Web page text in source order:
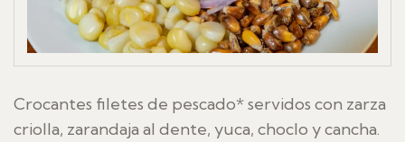
Crocantes filetes de pescado* servidos con zarza
criolla, zarandaja al dente, yuca, choclo y cancha.